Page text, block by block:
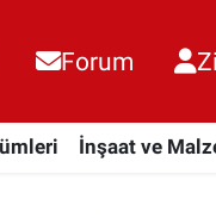
Forum
İnşaat ve